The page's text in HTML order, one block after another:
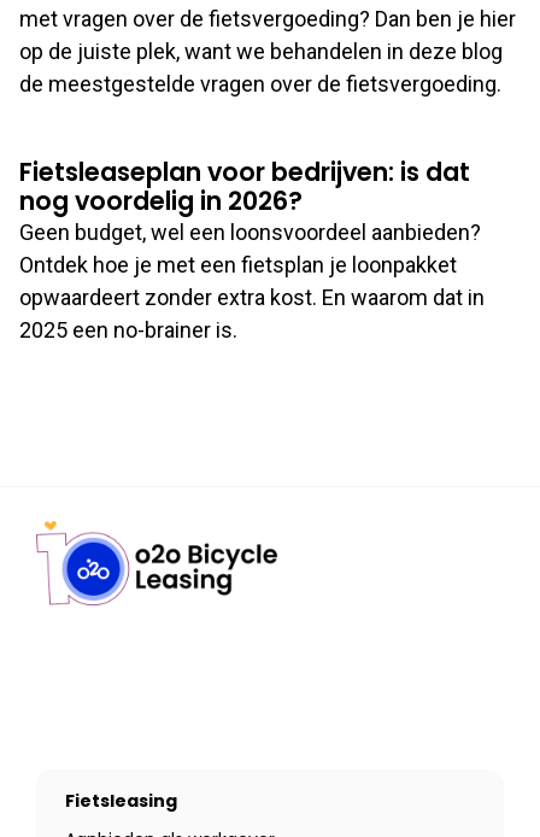
met vragen over de fietsvergoeding? Dan ben je hier
op de juiste plek, want we behandelen in deze blog
de meestgestelde vragen over de fietsvergoeding.
Fietsleaseplan voor bedrijven: is dat
nog voordelig in 2026?
Geen budget, wel een loonsvoordeel aanbieden?
Ontdek hoe je met een fietsplan je loonpakket
opwaardeert zonder extra kost. En waarom dat in
2025 een no-brainer is.
Fietsleasing